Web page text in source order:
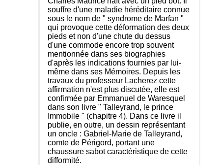
souffre d'une maladie héréditaire connue
sous le nom de " syndrome de Marfan "
qui provoque cette déformation des deux
pieds et non d'une chute du dessus
d'une commode encore trop souvent
mentionnée dans ses biographies
d'après les indications fournies par lui-
même dans ses Mémoires. Depuis les
travaux du professeur Lacherez cette
affirmation n'est plus discutée, elle est
confirmée par Emmanuel de Waresquel
dans son livre " Talleyrand, le prince
Immobile " (chapitre 4). Dans ce livre il
publie, en outre, un dessin représentant
un oncle : Gabriel-Marie de Talleyrand,
comte de Périgord, portant une
chaussure sabot caractéristique de cette
difformité.